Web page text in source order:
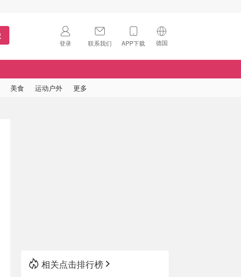
登录 联系我们 APP下载 德国
🇺🇸
美食 运动户外 更多
相关点击排行榜